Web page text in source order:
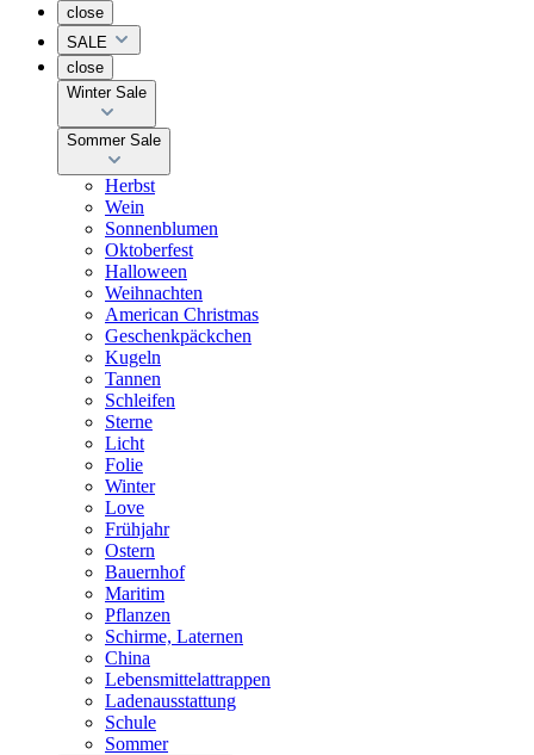
close
SALE
close
Winter Sale
Sommer Sale
Herbst
Wein
Sonnenblumen
Oktoberfest
Halloween
Weihnachten
American Christmas
Geschenkpäckchen
Kugeln
Tannen
Schleifen
Sterne
Licht
Folie
Winter
Love
Frühjahr
Ostern
Bauernhof
Maritim
Pflanzen
Schirme, Laternen
China
Lebensmittelattrappen
Ladenausstattung
Schule
Sommer